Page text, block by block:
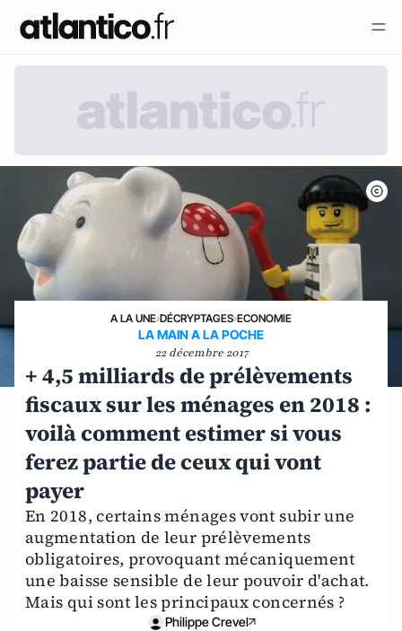
A LA UNE›DÉCRYPTAGES›ECONOMIE
LA MAIN A LA POCHE
22 décembre 2017
+ 4,5 milliards de prélèvements
fiscaux sur les ménages en 2018 :
voilà comment estimer si vous
ferez partie de ceux qui vont
payer
En 2018, certains ménages vont subir une
augmentation de leur prélèvements
obligatoires, provoquant mécaniquement
une baisse sensible de leur pouvoir d'achat.
Mais qui sont les principaux concernés ?
Philippe Crevel